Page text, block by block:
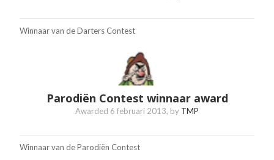
Winnaar van de Darters Contest
Parodiën Contest winnaar award
Awarded 6 februari 2013, by TMP
Winnaar van de Parodiën Contest